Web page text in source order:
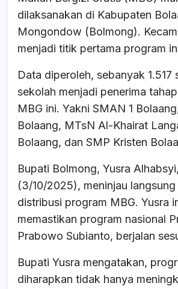
e
b
o
o
k
s
A
p
a
d
s
e
dilaksanakan di Kabupaten
Mongondow (Bolmong).
menjadi titik pertama program
Data diperoleh, sebanyak 1.517
sekolah menjadi penerima
MBG ini. Yakni SMAN 1
Bolaang, MTsN Al-Khairat
Bolaang, dan SMP Kristen
Bupati Bolmong, Yusra
(3/10/2025), meninjau
distribusi program MBG. Yusra
memastikan program nasional
Prabowo Subianto, berjalan
Bupati Yusra mengatakan,
diharapkan tidak hanya